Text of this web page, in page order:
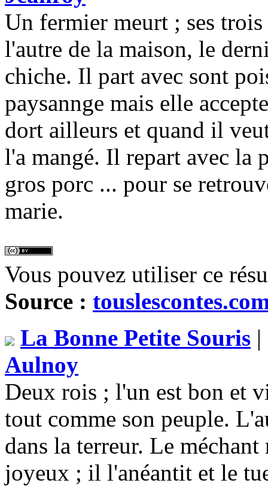
Un fermier meurt ; ses
l'autre de la maison, le
chiche. Il part avec sont
paysannge mais elle
dort ailleurs et quand il
l'a mangé. Il repart avec la
gros porc ... pour se
marie.
Vous pouvez utiliser ce
Source :
La Bonne Petite Souris
Aulnoy
Deux rois ; l'un est bon et
tout comme son peuple.
dans la terreur. Le
joyeux ; il l'anéantit et le